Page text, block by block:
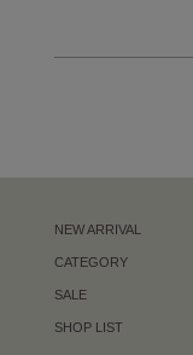
NEW ARRIVAL
CATEGORY
SALE
SHOP LIST